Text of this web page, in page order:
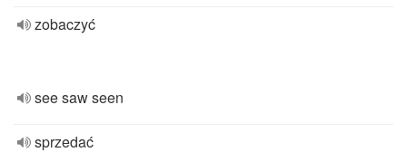
zobaczyć
see saw seen
sprzedać